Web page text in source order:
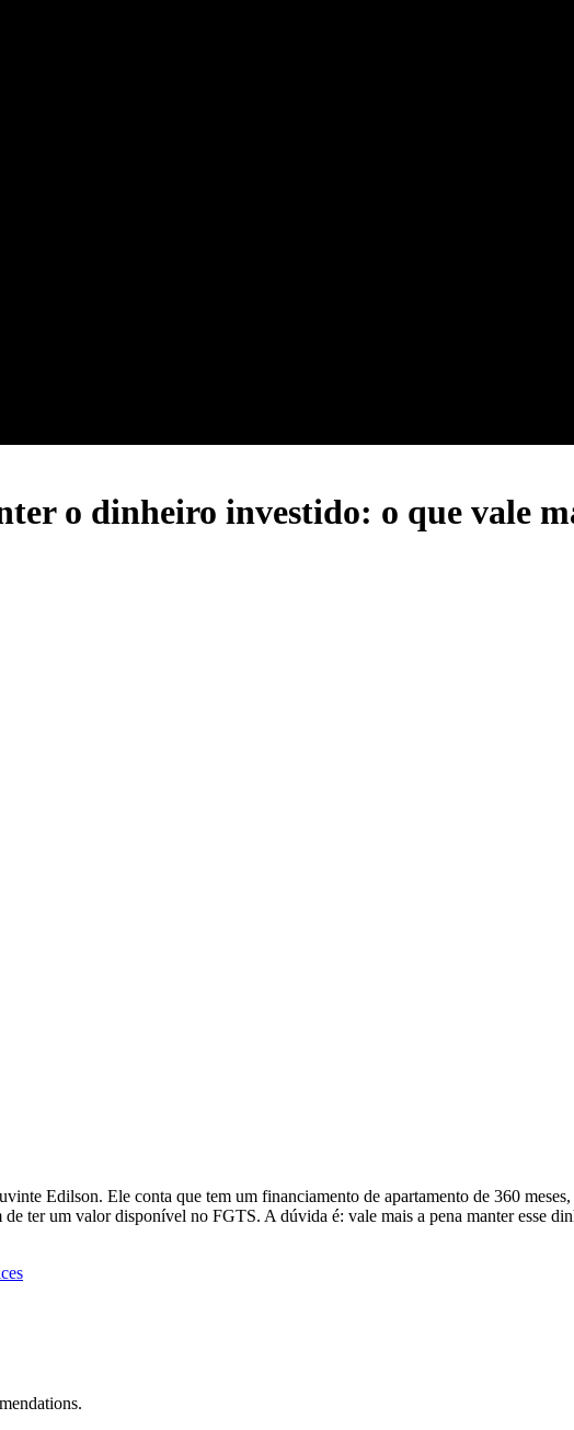
o dinheiro investido: o que vale
Edilson. Ele conta que tem um financiamento de apartamento de 360
ter um valor disponível no FGTS. A dúvida é: vale mais a pena manter esse